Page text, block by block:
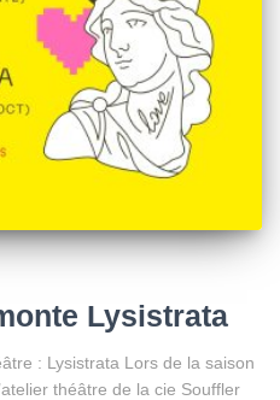
Lysistrata
: Lysistrata Lors de la saison
théâtre de la cie Souffler